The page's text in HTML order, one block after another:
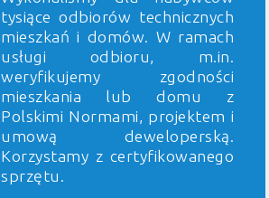
tysiące odbiorów technicznych
mieszkań i domów. W ramach
usługi odbioru, m.in.
weryfikujemy zgodności
mieszkania lub domu z
Polskimi Normami, projektem i
umową deweloperską.
Korzystamy z certyfikowanego
sprzętu.